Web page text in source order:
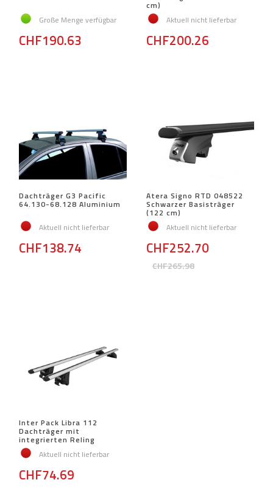
Große Menge verfügbar
CHF190.63
cm)
Aktuell nicht lieferbar
CHF200.26
Dachträger G3 Pacific
64.130-68.128 Aluminium
Aktuell nicht lieferbar
CHF138.74
Atera Signo RTD 048522
Schwarzer Basisträger
(122 cm)
Aktuell nicht lieferbar
CHF265.98
CHF252.70
Inter Pack Libra 112
Dachträger mit
integrierten Reling
Aktuell nicht lieferbar
CHF74.69